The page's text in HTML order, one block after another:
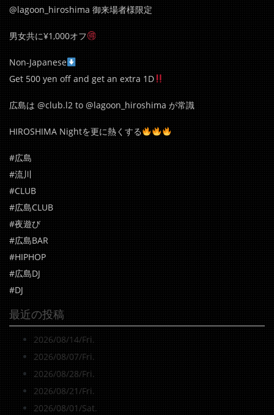
@lagoon_hiroshima 御来場者様限定
男女共に¥1,000オフ
Non-Japanese
Get 500 yen off and get an extra 1D
広島は @club.l2 to @lagoon_hiroshima が常識
HIROSHIMA Nightを更に熱くする
#広島
#流川
#CLUB
#広島CLUB
#夜遊び
#広島BAR
#HIPHOP
#広島DJ
#DJ
最近の投稿
2026/08/14/Fri.
2026/08/07/Fri.
2026/08/28/Fri.
2026/08/21/Fri.
2026/08/01/Sat.